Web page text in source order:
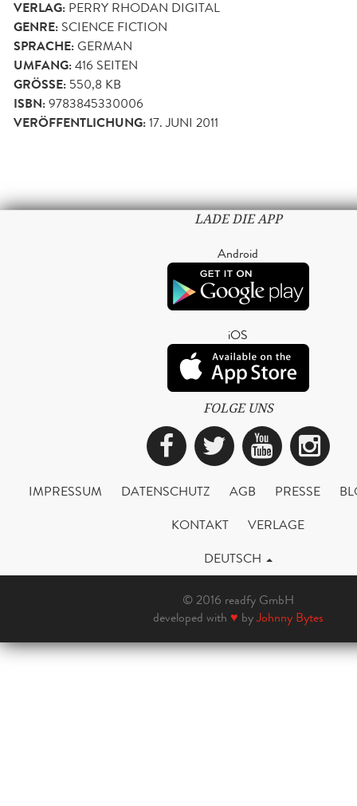
VERLAG: PERRY RHODAN DIGITAL
GENRE: SCIENCE FICTION
SPRACHE:GERMAN
UMFANG:416 SEITEN
GRÖSSE: 550,8 KB
ISBN:9783845330006
VERÖFFENTLICHUNG:17. JUNI 2011
LADE DIE APP
Android
iOS
FOLGE UNS
Facebook
Twitter
IMPRESSUM DATENSCHUTZ AGB PRESSE
KONTAKT
VERLAGE
DEUTSCH
© 2016 readfy GmbH
developed with ♥ byJohnny Bytes